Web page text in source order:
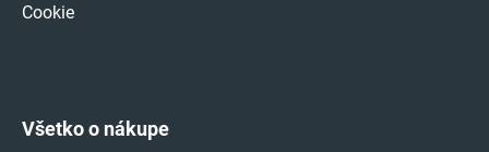
Cookie
Všetko o nákupe